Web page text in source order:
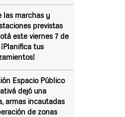
las marchas y
previstas
este viernes 7 de
tus
Espacio Público
dejó una
armas incautadas
de zonas